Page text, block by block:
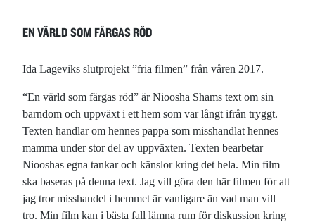
EN VÄRLD SOM FÄRGAS RÖD
Ida Lageviks slutprojekt ”fria filmen” från våren 2017.
“En värld som färgas röd” är Nioosha Shams text om sin
barndom och uppväxt i ett hem som var långt ifrån tryggt.
Texten handlar om hennes pappa som misshandlat hennes
mamma under stor del av uppväxten. Texten bearbetar
Niooshas egna tankar och känslor kring det hela. Min film
ska baseras på denna text. Jag vill göra den här filmen för att
jag tror misshandel i hemmet är vanligare än vad man vill
tro. Min film kan i bästa fall lämna rum för diskussion kring